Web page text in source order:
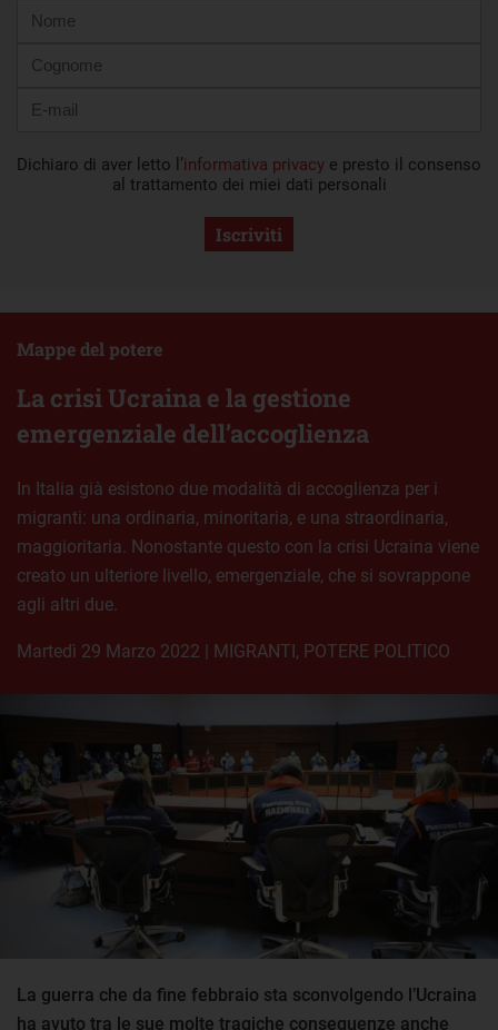
mail
Dichiaro di aver letto l’informativa privacy e presto il consenso
al trattamento dei miei dati personali
Iscriviti
La crisi Ucraina e la gestione
emergenziale dell’accoglienza
Mappe del potere
In Italia già esistono due modalità di accoglienza per i
migranti: una ordinaria, minoritaria, e una straordinaria,
maggioritaria. Nonostante questo con la crisi Ucraina viene
creato un ulteriore livello, emergenziale, che si sovrappone
agli altri due.
martedì 29 Marzo 2022 | MIGRANTI, POTERE POLITICO
La guerra che da fine febbraio sta sconvolgendo l’Ucraina
ha avuto tra le sue molte tragiche conseguenze anche